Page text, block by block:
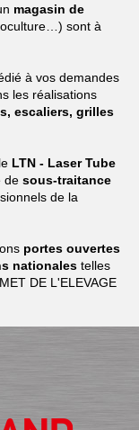
magasin de
sont à
à vos demandes
les réalisations
escaliers, grilles
LTN - Laser Tube
de sous-traitance
de la
portes ouvertes
nationales telles
DE L'ELEVAGE